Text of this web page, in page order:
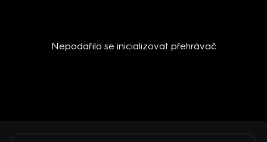
Nepodařilo se inicializovat přehrávač